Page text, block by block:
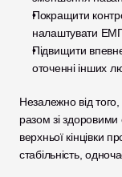
Покращити
налаштувати
Підвищити
оточенні інших
Незалежно від
разом зі здоровими
верхньої кінцівки
стабільність,